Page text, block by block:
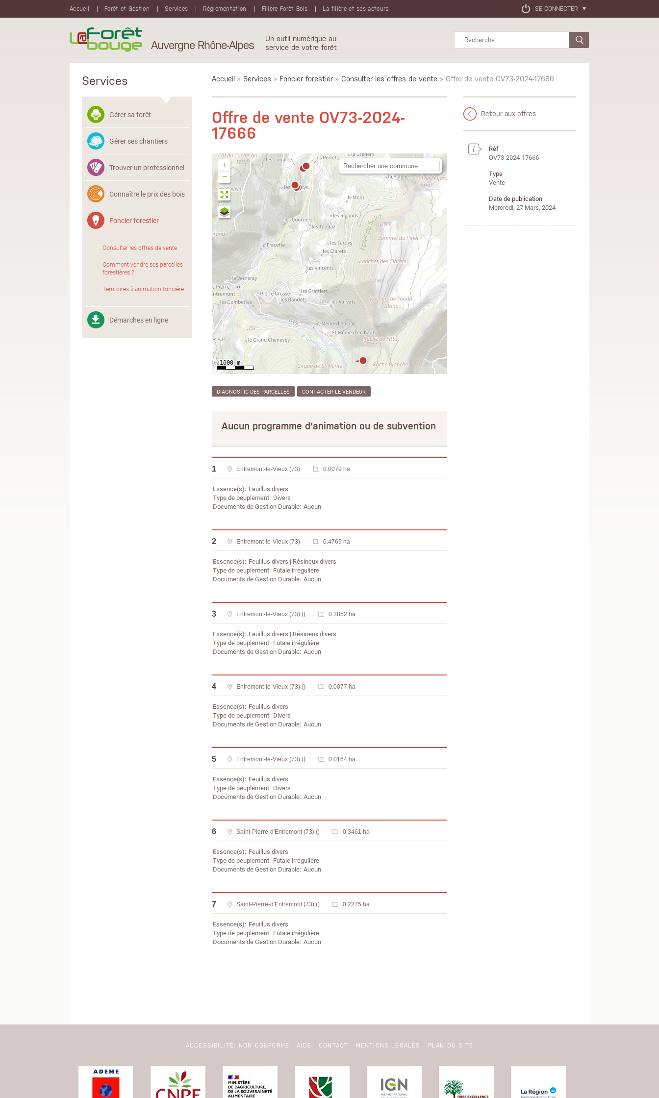
Accueil
Forêt et Gestion Services Réglementation Filière Forêt Bois La filière et ses acteurs SE CONNECTER
Auvergne Rhône-Alpes
Un outil numérique au
service de votre forêt
Rechercher
Services
Gérer sa forêt
Gérer ses chantiers
Trouver un professionnel
Connaître le prix des bois
Foncier forestier
Consulter les offres de vente
Comment vendre ses parcelles
forestières ?
Territoires à animation foncière
Démarches en ligne
Accueil » Services » Foncier forestier» Consulter les offres de vente » Offre de vente OV73-2024-17666
Offre de vente OV73-2024-
17666
+
−
DIAGNOSTIC DES PARCELLES CONTACTER LE VENDEUR
Aucun programme d'animation ou de subvention
1 Entremont-le-Vieux (73) 0.0079 ha
Essence(s) Feuillus divers
Type de peuplement Divers
Documents de Gestion Durable Aucun
2 Entremont-le-Vieux (73) 0.4769 ha
Essence(s) Feuillus divers
Résineux divers
Type de peuplement Futaie irrégulière
Documents de Gestion Durable Aucun
3 Entremont-le-Vieux (73) () 0.3852 ha
Essence(s) Feuillus divers
Résineux divers
Type de peuplement Futaie irrégulière
Documents de Gestion Durable Aucun
4 Entremont-le-Vieux (73) () 0.0077 ha
Essence(s) Feuillus divers
Type de peuplement Divers
Documents de Gestion Durable Aucun
5 Entremont-le-Vieux (73) () 0.0164 ha
Essence(s) Feuillus divers
Type de peuplement Divers
Documents de Gestion Durable Aucun
6 Saint-Pierre-d'Entremont (73) () 0.3461 ha
Essence(s) Feuillus divers
Type de peuplement Futaie irrégulière
Documents de Gestion Durable Aucun
7 Saint-Pierre-d'Entremont (73) () 0.2275 ha
Essence(s) Feuillus divers
Type de peuplement Futaie irrégulière
Documents de Gestion Durable Aucun
Retour aux offres
Réf
OV73-2024-17666
Type
Vente
Date de publication
Mercredi, 27 Mars, 2024
ACCESSIBILITÉ: NON CONFORME AIDE CONTACT MENTIONS LÉGALES PLAN DU SITE